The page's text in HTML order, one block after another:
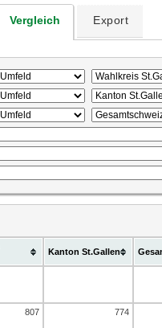
Vergleich Export
Kanton St.Gallen
807 774